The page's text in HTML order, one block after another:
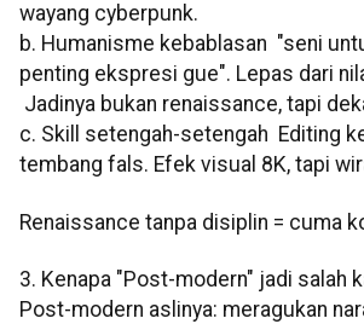
wayang cyberpunk.
b. Humanisme kebablasan "seni
penting ekspresi gue". Lepas dari
Jadinya bukan renaissance, tapi
c. Skill setengah-setengah Editing
tembang fals. Efek visual 8K, tapi
Renaissance tanpa disiplin = cuma
3. Kenapa "Post-modern" jadi salah
Post-modern aslinya: meragukan